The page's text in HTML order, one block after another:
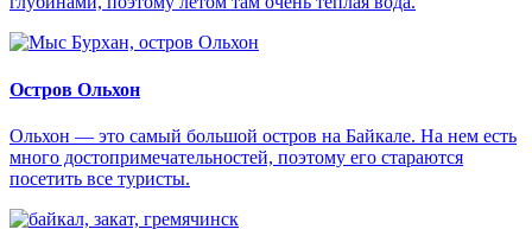
Остров Ольхон
Ольхон — это самый большой остров на Байкале. На нем есть
много достопримечательностей, поэтому его стараются
посетить все туристы.